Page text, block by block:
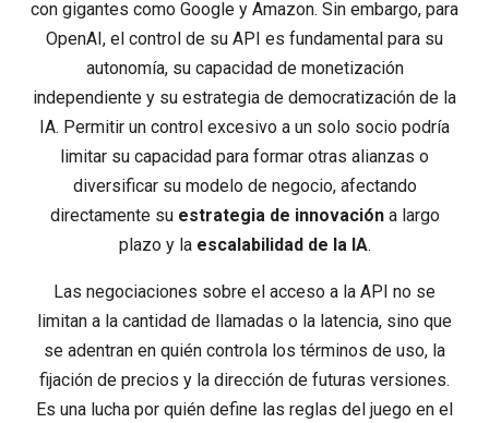
con gigantes como Google y Amazon. Sin embargo, para
OpenAI, el control de su API es fundamental para su
autonomía, su capacidad de monetización
independiente y su estrategia de democratización de la
IA. Permitir un control excesivo a un solo socio podría
limitar su capacidad para formar otras alianzas o
diversificar su modelo de negocio, afectando
directamente su estrategia de innovacióna largo
plazo y la escalabilidad de la IA.
Las negociaciones sobre el acceso a la API no se
limitan a la cantidad de llamadas o la latencia, sino que
se adentran en quién controla los términos de uso, la
fijación de precios y la dirección de futuras versiones.
Es una lucha por quién define las reglas del juego en el